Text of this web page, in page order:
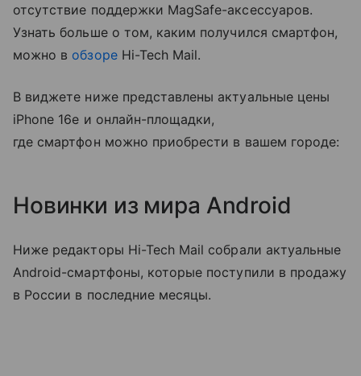
отсутствие поддержки MagSafe-аксессуаров.
Узнать больше о том, каким получился смартфон,
можно в обзореHi-Tech Mail.
В виджете ниже представлены актуальные цены
iPhone 16e и онлайн-площадки,
где смартфон можно приобрести в вашем городе:
Новинки из мира Android
Ниже редакторы Hi-Tech Mail собрали актуальные
Android-смартфоны, которые поступили в продажу
в России в последние месяцы.